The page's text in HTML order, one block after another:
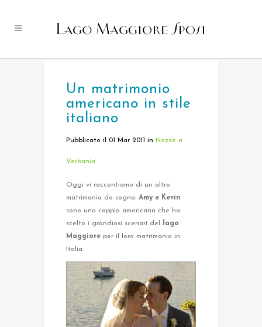
Un matrimonio
americano in stile
italiano
Pubblicato il 01 Mar 2011 in Nozze a
Verbania
Oggi vi raccontiamo di un altro
matrimonio da sogno: Amy e Kevin
sono una coppia americana che ha
scelto i grandiosi scenari del
lago
Maggiore per il loro matrimonio in
Italia.